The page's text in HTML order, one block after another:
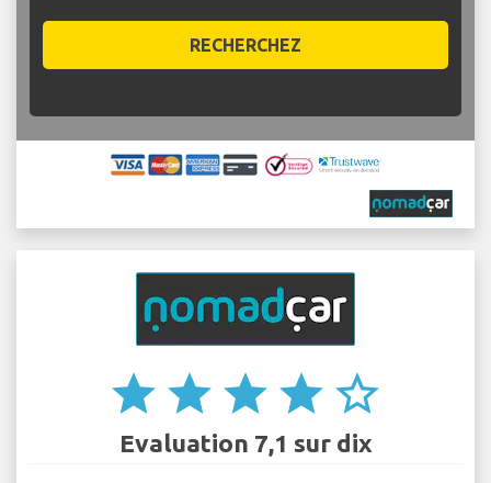
RECHERCHEZ
star star star star star_border
Evaluation 7,1 sur dix